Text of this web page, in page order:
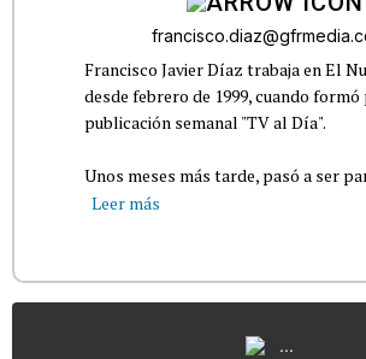
Francisco Javier Díaz trabaja en El
desde febrero de 1999, cuando
publicación semanal "TV al Día".
Unos meses más tarde, pasó a ser
Leer más
...